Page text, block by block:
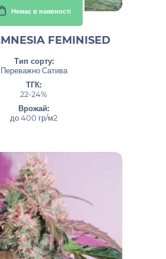
Немає в наявності
FEMINISED
Тип сорту:
Переважно Сатива
ТГК:
22-24%
Врожай:
до 400 гр/м2